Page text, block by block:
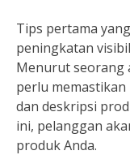
Tips pertama
peningkatan
Menurut seorang
perlu
dan deskripsi
ini, pelanggan
produk Anda.